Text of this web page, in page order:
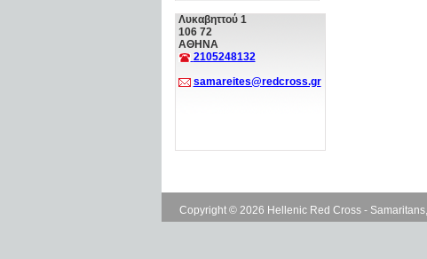
Λυκαβηττού 1
106 72
ΑΘΗΝΑ
2105248132
samareites@redcross.gr
Copyright © 2026 Hellenic Red Cross -